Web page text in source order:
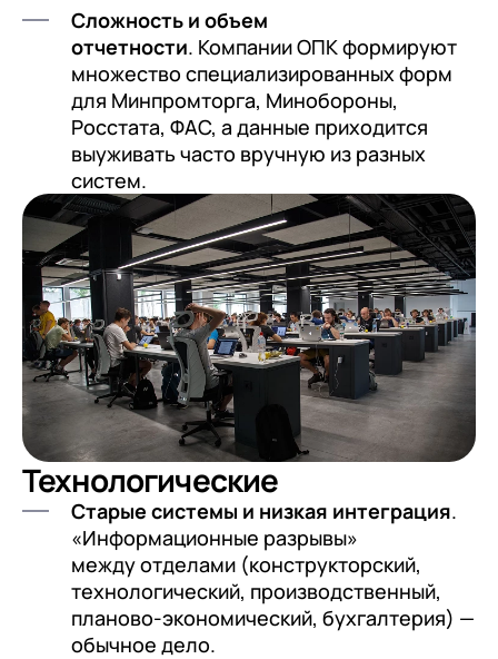
Сложность и объем
отчетности. Компании ОПК формируют
множество специализированных форм
для Минпромторга, Минобороны,
Росстата, ФАС, а данные приходится
выуживать часто вручную из разных
систем.
Технологические
Cтарые системы и низкая интеграция.
«Информационные разрывы»
между отделами (конструкторский,
технологический, производственный,
планово-экономический, бухгалтерия) —
обычное дело.
1С:CRM
Лицензии 1С
Сервисы 1С
1С-ЭДО
1С:Контрагент
1С-Отчетность
1С:Фреш
Доки 1С